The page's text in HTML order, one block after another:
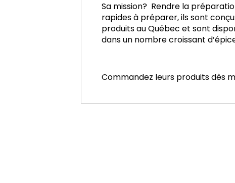
Sa mission? Rendre la
rapides à préparer, ils sont
produits au Québec et sont
dans un nombre croissant
Commandez leurs produits dès